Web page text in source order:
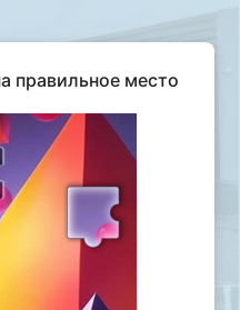
правильное место